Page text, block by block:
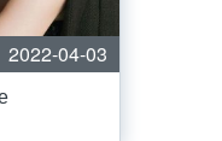
2022-04-03